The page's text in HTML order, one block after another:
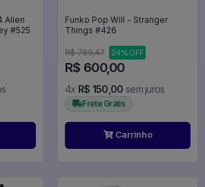
Alien
525- Promo150 - Disney #525
Funko Pop Will - Stranger
Things #426
R$ 789,47 24% OFF
R$ 600,00
4x R$ 150,00 sem juros
Frete Grátis
Carrinho